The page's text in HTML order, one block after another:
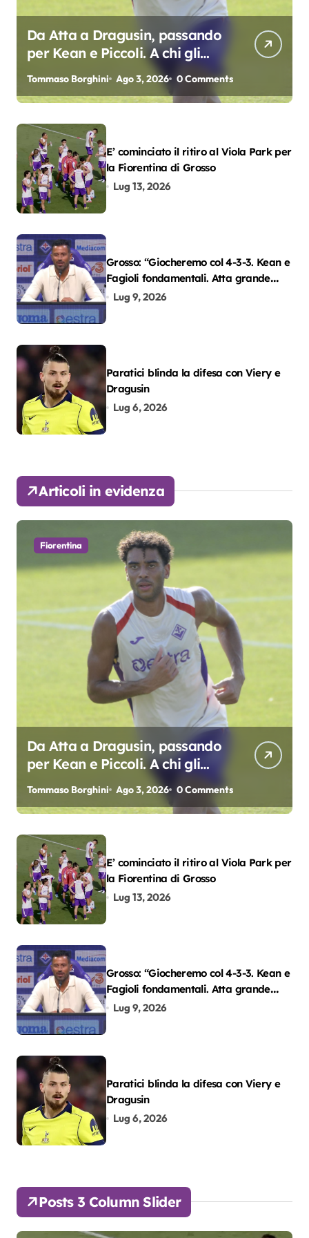
Da Atta a Dragusin, passando
per Kean e Piccoli. A chi gli
oscar del precampionato?
Tommaso Borghini Ago 3, 2026 0 Comments
E’ cominciato il ritiro al Viola Park per
la Fiorentina di Grosso
Lug 13, 2026
Grosso: “Giocheremo col 4-3-3. Kean e
Fagioli fondamentali. Atta grande
colpo”
Lug 9, 2026
Paratici blinda la difesa con Viery e
Dragusin
Lug 6, 2026
Articoli in evidenza
Fiorentina
Da Atta a Dragusin, passando
per Kean e Piccoli. A chi gli
oscar del precampionato?
Tommaso Borghini Ago 3, 2026 0 Comments
E’ cominciato il ritiro al Viola Park per
la Fiorentina di Grosso
Lug 13, 2026
Grosso: “Giocheremo col 4-3-3. Kean e
Fagioli fondamentali. Atta grande
colpo”
Lug 9, 2026
Paratici blinda la difesa con Viery e
Dragusin
Lug 6, 2026
Posts 3 Column Slider